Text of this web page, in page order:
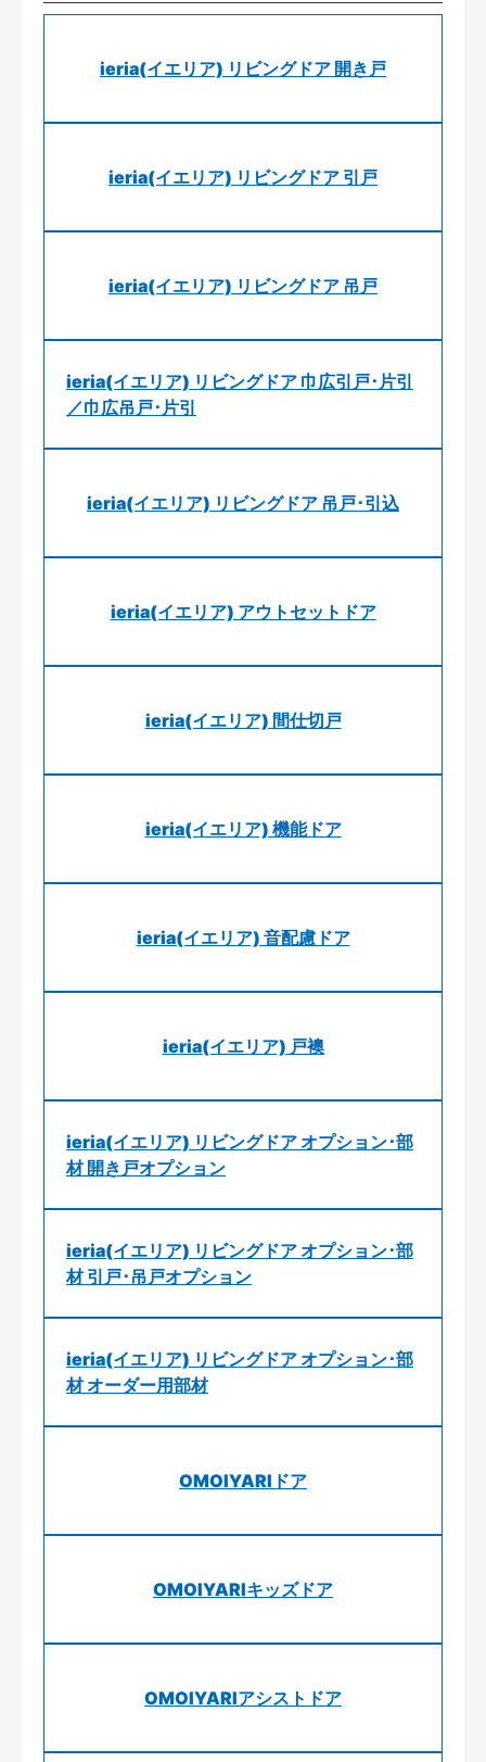
ieria(イエリア) リビングドア 開き戸
ieria(イエリア) リビングドア 引戸
ieria(イエリア) リビングドア 吊戸
ieria(イエリア) リビングドア 巾広引戸･片引
／巾広吊戸･片引
ieria(イエリア) リビングドア 吊戸･引込
ieria(イエリア) アウトセットドア
ieria(イエリア) 間仕切戸
ieria(イエリア) 機能ドア
ieria(イエリア) 音配慮ドア
ieria(イエリア) 戸襖
ieria(イエリア) リビングドア オプション･部
材 開き戸オプション
ieria(イエリア) リビングドア オプション･部
材 引戸･吊戸オプション
ieria(イエリア) リビングドア オプション･部
材 オーダー用部材
OMOIYARIドア
OMOIYARIキッズドア
OMOIYARIアシストドア